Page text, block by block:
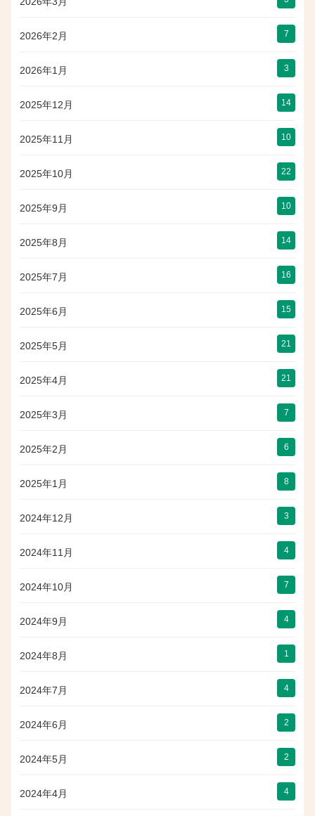
2026年2月 7
2026年1月 3
2025年12月 14
2025年11月 10
2025年10月 22
2025年9月 10
2025年8月 14
2025年7月 16
2025年6月 15
2025年5月 21
2025年4月 21
2025年3月 7
2025年2月 6
2025年1月 8
2024年12月 3
2024年11月 4
2024年10月 7
2024年9月 4
2024年8月 1
2024年7月 4
2024年6月 2
2024年5月 2
2024年4月 4